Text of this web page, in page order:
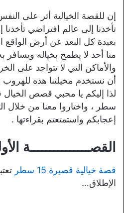
إن للقصة الخيالية أثر على
تأخذنا إلى عالم افتراضي
بعيدة كل البعد عن أرض الواقع
منا أحد لا يطمح بخياله ويسافر
والأماكن التي لا تتواجد على
أن نستخدم مخيلتنا هذه
سطر ، واختاروا معنا من خلال
إعجابكم واستمتعتم بقراءتها .
القصـــــــــــــــة
قصة خيالية قصيرة 15 سطر
الإطلاق…